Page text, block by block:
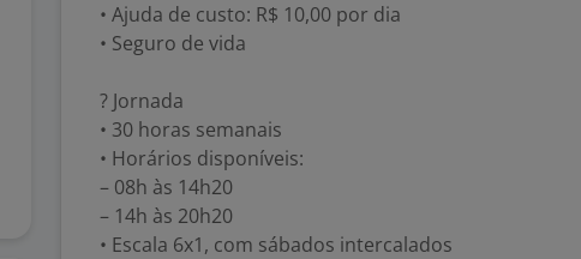
• Ajuda de custo: R$ 10,00 por dia
• Seguro de vida
? Jornada
• 30 horas semanais
• Horários disponíveis:
– 08h às 14h20
– 14h às 20h20
• Escala 6x1, com sábados intercalados